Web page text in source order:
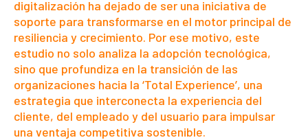
digitalización ha dejado de ser una iniciativa de
soporte para transformarse en el motor principal de
resiliencia y crecimiento. Por ese motivo, este
estudio no solo analiza la adopción tecnológica,
sino que profundiza en la transición de las
organizaciones hacia la ‘Total Experience’, una
estrategia que interconecta la experiencia del
cliente, del empleado y del usuario para impulsar
una ventaja competitiva sostenible.